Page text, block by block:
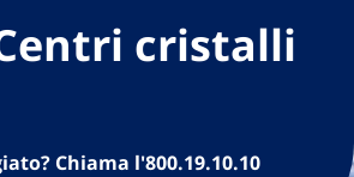
cristalli
Chiama l'800.19.10.10